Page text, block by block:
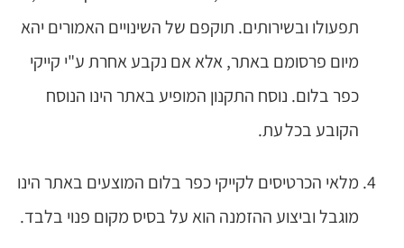
תפעולו ובשירותים. תוקפם של השינויים האמורים יהא
מיום פרסומם באתר, אלא אם נקבע אחרת ע"י קייקי
כפר בלום. נוסח התקנון המופיע באתר הינו הנוסח
הקובע בכל עת.
מלאי הכרטיסים לקייקי כפר בלום המוצעים באתר הינו
מוגבל וביצוע ההזמנה הוא על בסיס מקום פנוי בלבד.